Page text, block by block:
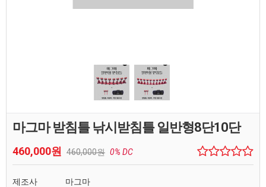
마그마 받침틀 낚시받침틀 일반형8단10단
460,000원 460,000원 0% DC
제조사
마그마